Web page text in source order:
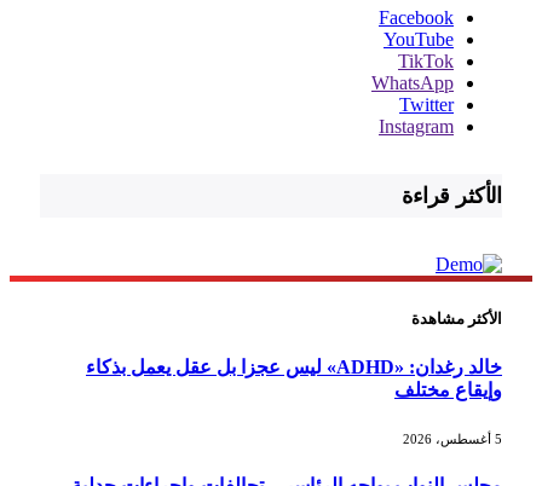
Facebook
YouTube
TikTok
WhatsApp
Twitter
Instagram
الأكثر قراءة
الأكثر مشاهدة
خالد رغدان: «ADHD» ليس عجزا بل عقل يعمل بذكاء
وإيقاع مختلف